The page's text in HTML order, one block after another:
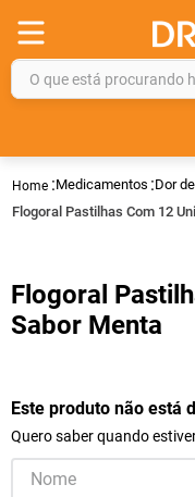
O que está procurando
Medicamentos Dor
Flogoral Pastilhas Com 12
Flogoral
Sabor Menta
Este produto não está
Quero saber quando
2º
gelmax
rosuvastatina 20mg
5º
protetor solar
8º
fraldas geriátricas